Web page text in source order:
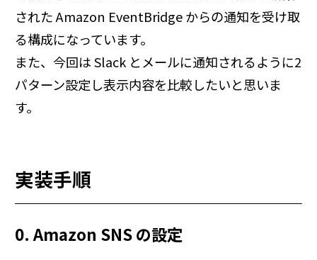
された Amazon EventBridge からの通知を受け取
る構成になっています。
また、今回は Slack とメールに通知されるように2
パターン設定し表示内容を比較したいと思いま
す。
実装手順
0. Amazon SNS の設定